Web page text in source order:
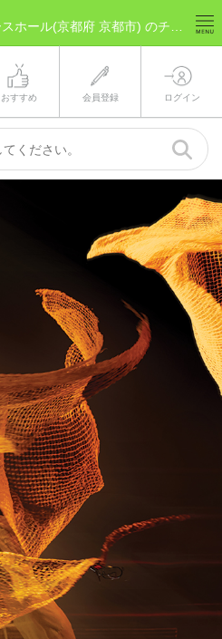
おすすめ 会員登録 ログイン